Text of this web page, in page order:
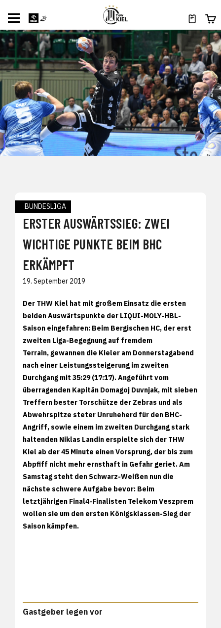
BUNDESLIGA
ERSTER AUSWÄRTSSIEG: ZWEI
WICHTIGE PUNKTE BEIM BHC
ERKÄMPFT
19. September 2019
Der THW Kiel hat mit großem Einsatz die ersten
beiden Auswärtspunkte der LIQUI-MOLY-HBL-
Saison eingefahren: Beim Bergischen HC, der erst
zweiten Liga-Begegnung auf fremdem
Terrain, gewannen die Kieler am Donnerstagabend
nach einer Leistungssteigerung im zweiten
Durchgang mit 35:29 (17:17). Angeführt vom
überragenden Kapitän Domagoj Duvnjak, mit sieben
Treffern bester Torschütze der Zebras und als
Abwehrspitze steter Unruheherd für den BHC-
Angriff, sowie einem im zweiten Durchgang stark
haltenden Niklas Landin erspielte sich der THW
Kiel ab der 45 Minute einen Vorsprung, der bis zum
Abpfiff nicht mehr ernsthaft in Gefahr geriet. Am
Samstag steht den Schwarz-Weißen nun die
nächste schwere Aufgabe bevor: Beim
letztjährigen Final4-Finalisten Telekom Veszprem
wollen sie um den ersten Königsklassen-Sieg der
Saison kämpfen.
Gastgeber legen vor